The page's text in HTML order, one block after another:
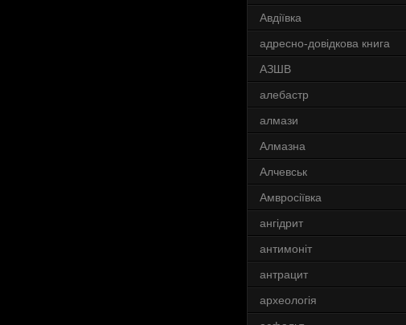
Авдіївка
адресно-довідкова книга
АЗШВ
алебастр
алмази
Алмазна
Алчевськ
Амвросіївка
ангідрит
антимоніт
антрацит
археологія